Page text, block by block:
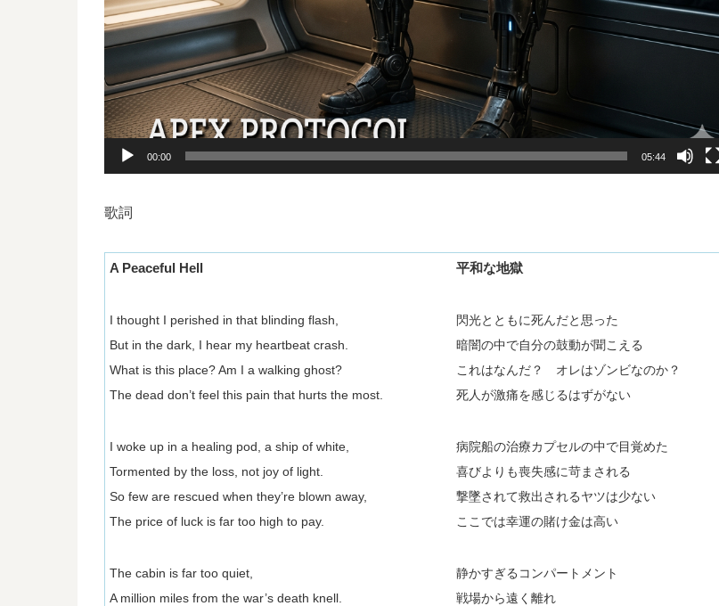
00:00 05:44
歌詞
A Peaceful Hell
I thought I perished in that blinding flash,
But in the dark, I hear my heartbeat crash.
What is this place? Am I a walking ghost?
The dead don’t feel this pain that hurts the most.
I woke up in a healing pod, a ship of white,
Tormented by the loss, not joy of light.
So few are rescued when they’re blown away,
The price of luck is far too high to pay.
The cabin is far too quiet,
A million miles from the war’s death knell.
平和な地獄
閃光とともに死んだと思った
暗闇の中で自分の鼓動が聞こえる
これはなんだ？ オレはゾンビなのか？
死人が激痛を感じるはずがない
病院船の治療カプセルの中で目覚めた
喜びよりも喪失感に苛まされる
撃墜されて救出されるヤツは少ない
ここでは幸運の賭け金は高い
静かすぎるコンパートメント
戦場から遠く離れ